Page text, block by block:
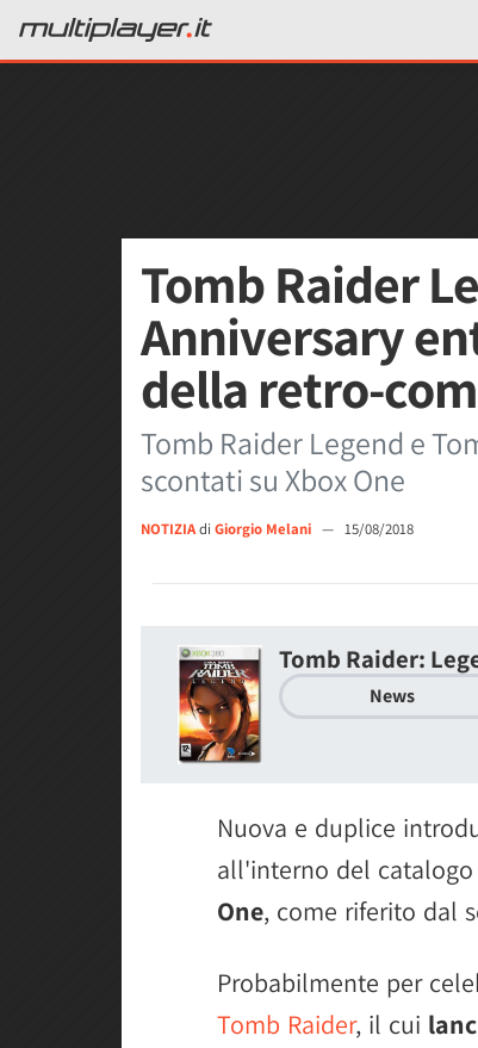
Tomb Raider
Anniversary
della retro-
Tomb Raider Legend e
scontati su Xbox One
NOTIZIAdi Giorgio Melani — 15/08/2018
Tomb Raider:
News
Nuova e duplice
all'interno del
One, come riferito dal
Probabilmente per
Tomb Raider, il cui